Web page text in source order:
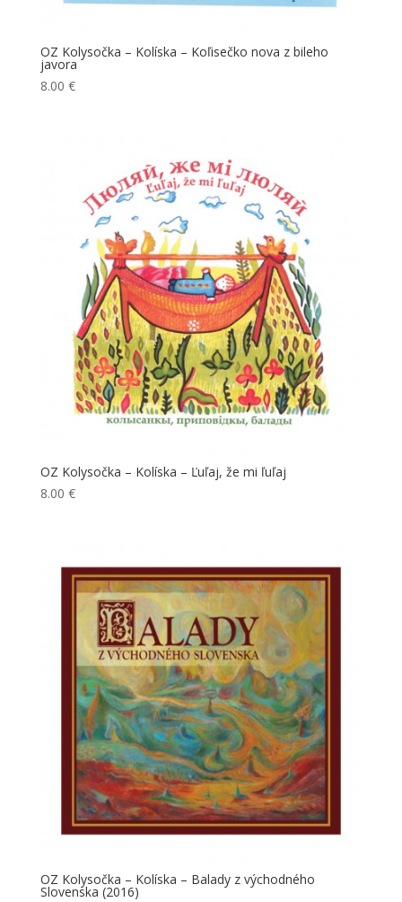
OZ Kolysočka – Kolíska – Koľisečko nova z bileho
javora
8.00 €
OZ Kolysočka – Kolíska – Ľuľaj, že mi ľuľaj
8.00 €
OZ Kolysočka – Kolíska – Balady z východného
Slovenska (2016)